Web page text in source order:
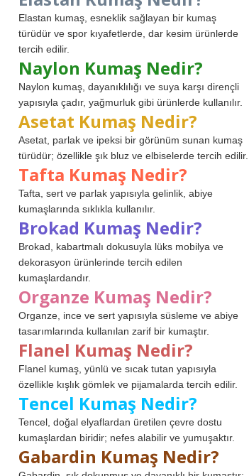
Elastan kumaş, esneklik sağlayan bir kumaş
türüdür ve spor kıyafetlerde, dar kesim ürünlerde
tercih edilir.
Naylon Kumaş Nedir?
Naylon kumaş, dayanıklılığı ve suya karşı dirençli
yapısıyla çadır, yağmurluk gibi ürünlerde kullanılır.
Asetat Kumaş Nedir?
Asetat, parlak ve ipeksi bir görünüm sunan kumaş
türüdür; özellikle şık bluz ve elbiselerde tercih edilir.
Tafta Kumaş Nedir?
Tafta, sert ve parlak yapısıyla gelinlik, abiye
kumaşlarında sıklıkla kullanılır.
Brokad Kumaş Nedir?
Brokad, kabartmalı dokusuyla lüks mobilya ve
dekorasyon ürünlerinde tercih edilen
kumaşlardandır.
Organze Kumaş Nedir?
Organze, ince ve sert yapısıyla süsleme ve abiye
tasarımlarında kullanılan zarif bir kumaştır.
Flanel Kumaş Nedir?
Flanel kumaş, yünlü ve sıcak tutan yapısıyla
özellikle kışlık gömlek ve pijamalarda tercih edilir.
Tencel Kumaş Nedir?
Tencel, doğal elyaflardan üretilen çevre dostu
kumaşlardan biridir; nefes alabilir ve yumuşaktır.
Gabardin Kumaş Nedir?